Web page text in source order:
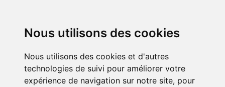
Nous utilisons des cookies
Nous utilisons des cookies et d'autres
technologies de suivi pour améliorer votre
expérience de navigation sur notre site, pour